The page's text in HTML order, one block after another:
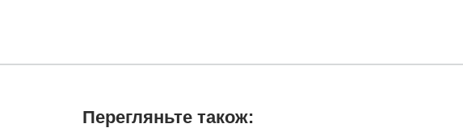
Перегляньте також: